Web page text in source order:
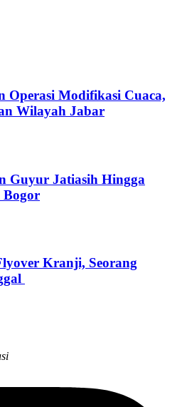
Operasi Modifikasi Cuaca,
Wilayah Jabar
Guyur Jatiasih Hingga
Bogor
Kranji, Seorang